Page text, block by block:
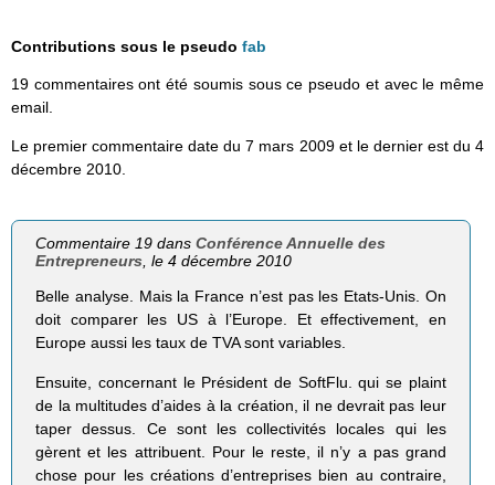
Contributions sous le pseudo fab
19 commentaires ont été soumis sous ce pseudo et avec le même
email.
Le premier commentaire date du 7 mars 2009 et le dernier est du 4
décembre 2010.
Commentaire 19 dansConférence Annuelle des
Entrepreneurs, le 4 décembre 2010
Belle analyse. Mais la France n’est pas les Etats-Unis. On
doit comparer les US à l’Europe. Et effectivement, en
Europe aussi les taux de TVA sont variables.
Ensuite, concernant le Président de SoftFlu. qui se plaint
de la multitudes d’aides à la création, il ne devrait pas leur
taper dessus. Ce sont les collectivités locales qui les
gèrent et les attribuent. Pour le reste, il n’y a pas grand
chose pour les créations d’entreprises bien au contraire,